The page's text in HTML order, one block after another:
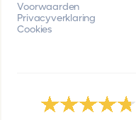
Voorwaarden
Privacyverklaring
Cookies